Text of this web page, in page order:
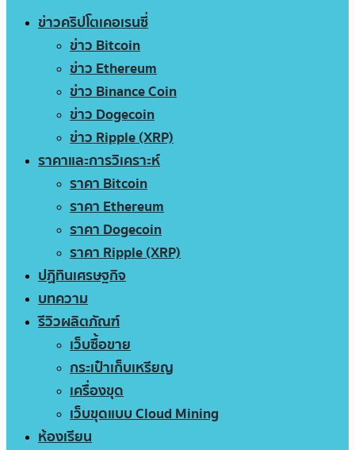
ข่าวคริปโตเคอเรนซี่
ข่าว Bitcoin
ข่าว Ethereum
ข่าว Binance Coin
ข่าว Dogecoin
ข่าว Ripple (XRP)
ราคาและการวิเคราะห์
ราคา Bitcoin
ราคา Ethereum
ราคา Dogecoin
ราคา Ripple (XRP)
ปฏิทินเศรษฐกิจ
บทความ
รีวิวผลิตภัณฑ์
เว็บซื้อขาย
กระเป๋าเก็บเหรียญ
เครื่องขุด
เว็บขุดแบบ Cloud Mining
ห้องเรียน